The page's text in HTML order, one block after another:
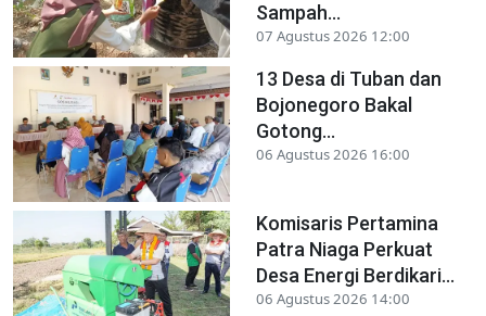
Sampah...
07 Agustus 2026 12:00
13 Desa di Tuban dan
Bojonegoro Bakal
Gotong...
06 Agustus 2026 16:00
Komisaris Pertamina
Patra Niaga Perkuat
Desa Energi Berdikari...
06 Agustus 2026 14:00